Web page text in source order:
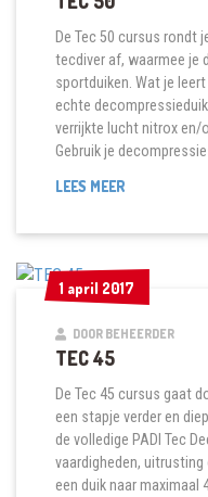
De Tec 50 cursus rondt
tecdiver af, waarmee je
sportduiken. Wat je
echte
verrijkte lucht nitrox en/
Gebruik je
LEES MEERTEC
1 april 2017
1 april 2017
DOOR BEHEERDER
TEC 45
De Tec 45 cursus gaat
een stapje verder en
de volledige PADI Tec
vaardigheden,
een duik naar maximaal